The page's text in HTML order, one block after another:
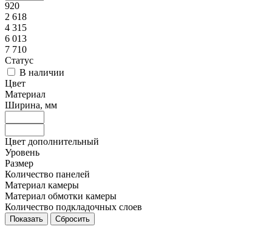
920
2 618
4 315
6 013
7 710
Статус
В наличии
Цвет
Материал
Ширина, мм
Цвет дополнительный
Уровень
Размер
Количество панелей
Материал камеры
Материал обмотки камеры
Количество подкладочных слоев
Сбросить